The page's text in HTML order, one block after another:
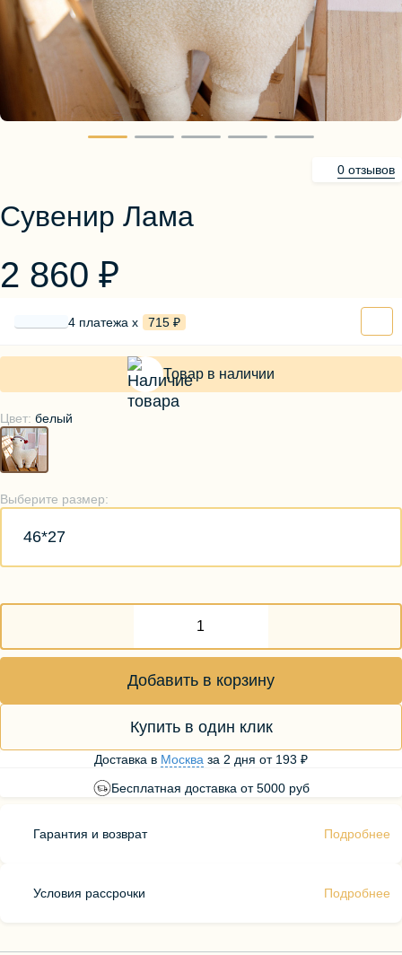
Блузы, толстовки
Пуловеры
Костюмы
Платья
Юбки
Брюки, шорты
Сувенир Лама
0 отзывов
Цвет: белый
Выберите размер:
46*27
2 860 ₽
4 платежа х 715 ₽
Товар в наличии
Добавить в корзину
Купить в один клик
Доставка в Москва за 2 дня от 193 ₽
Бесплатная доставка от 5000 руб
Гарантия и возврат Подробнее
Условия рассрочки Подробнее